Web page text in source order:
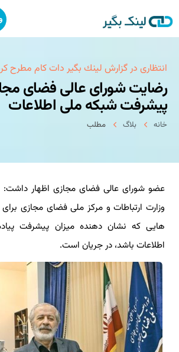
خانه
بکلینک
رپورتاژآگهی
خدمات ما
درباره ما
آموزش
انتظاری در گزارش لینك بگیر دات كام مطرح
رضایت شورای عالی فضای
پیشرفت شبکه ملی اطلاعات
خانه بلاگ مطلب
عضو شورای عالی فضای مجازی اظهار
وزارت ارتباطات و مرکز ملی فضای مجازی
هایی که نشان دهنده میزان پیشرفت
اطلاعات باشد، در جریان است.